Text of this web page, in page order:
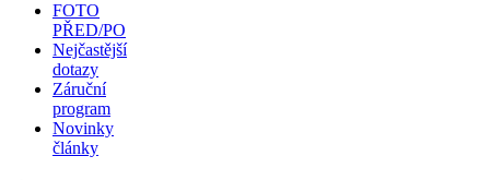
FOTO
PŘED/PO
Nejčastější
dotazy
Záruční
program
Novinky
články